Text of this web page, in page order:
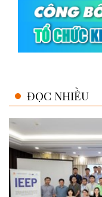
ĐỌC NHIỀU